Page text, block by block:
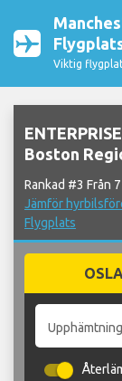
Viktig
Boston
Rankad #3 Från 7
Jämför
Flygplats